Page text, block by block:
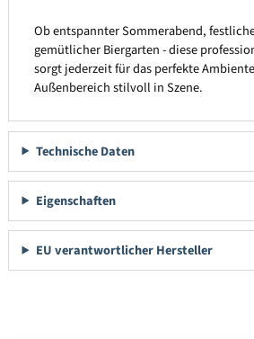
Ob entspannter Sommerabend,
gemütlicher Biergarten - diese
sorgt jederzeit für das perfekte
Außenbereich stilvoll in Szene.
Technische Daten
Eigenschaften
EU verantwortlicher Hersteller